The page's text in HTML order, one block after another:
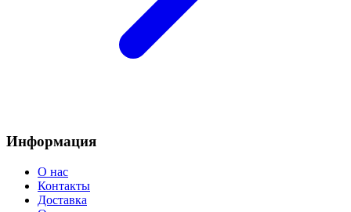
Информация
О нас
Контакты
Доставка